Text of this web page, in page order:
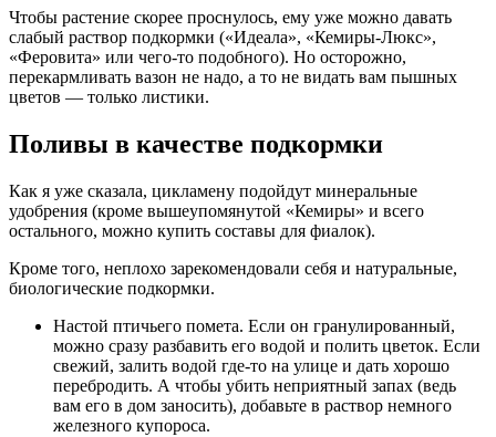
Чтобы растение скорее проснулось, ему уже можно давать
слабый раствор подкормки («Идеала», «Кемиры-Люкс»,
«Феровита» или чего-то подобного). Но осторожно,
перекармливать вазон не надо, а то не видать вам пышных
цветов — только листики.
Поливы в качестве подкормки
Как я уже сказала, цикламену подойдут минеральные
удобрения (кроме вышеупомянутой «Кемиры» и всего
остального, можно купить составы для фиалок).
Кроме того, неплохо зарекомендовали себя и натуральные,
биологические подкормки.
Настой птичьего помета. Если он гранулированный,
можно сразу разбавить его водой и полить цветок. Если
свежий, залить водой где-то на улице и дать хорошо
перебродить. А чтобы убить неприятный запах (ведь
вам его в дом заносить), добавьте в раствор немного
железного купороса.